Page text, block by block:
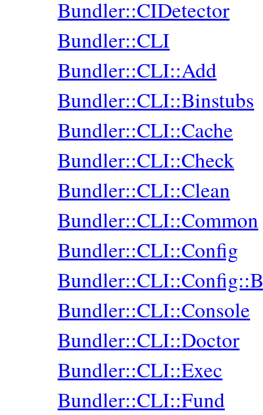
Bundler::CIDetector
Bundler::CLI
Bundler::CLI::Add
Bundler::CLI::Binstubs
Bundler::CLI::Cache
Bundler::CLI::Check
Bundler::CLI::Clean
Bundler::CLI::Common
Bundler::CLI::Config
Bundler::CLI::Console
Bundler::CLI::Doctor
Bundler::CLI::Exec
Bundler::CLI::Fund